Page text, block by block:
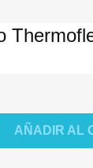
AÑADIR AL